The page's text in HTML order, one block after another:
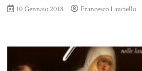
10 Gennaio 2018 Francesco Lauciello